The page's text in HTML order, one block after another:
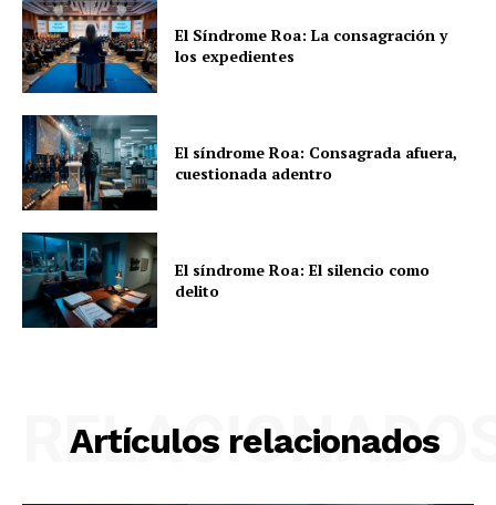
El Síndrome Roa: La consagración y
los expedientes
El síndrome Roa: Consagrada afuera,
cuestionada adentro
El síndrome Roa: El silencio como
delito
Artículos relacionados